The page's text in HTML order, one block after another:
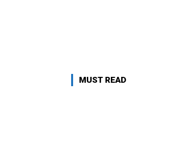
MUST READ